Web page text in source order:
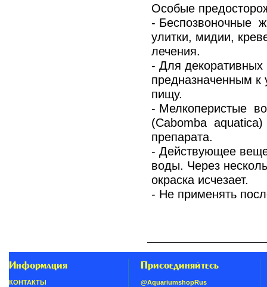
Особые
- Беспозвоночные
улитки, мидии,
лечения.
- Для
предназначенным к
пищу.
- Мелкоперистые
(Cabomba aquatica)
препарата.
- Действующее
воды. Через
окраска исчезает.
- Не применять
Информация
КОНТАКТЫ
Присоединяйтесь
@AquariumshopRus